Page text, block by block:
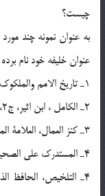
چيست؟
به عنوان نمونه چند
عنوان خليفه خود نام
1ـ تاريخ الامم والملكوك، حافظ ابن جرير الطبرى، ج1، ص541؛
2ـ الكامل ، ابن اثير، ج2، ص62؛
3ـ كنز العمال، العلامة المتقى الهندى، ج13، ص114؛
4ـ المستدرك على الصحيحين، الحافظ الحاكم النيشابورى، ج3، ص133؛